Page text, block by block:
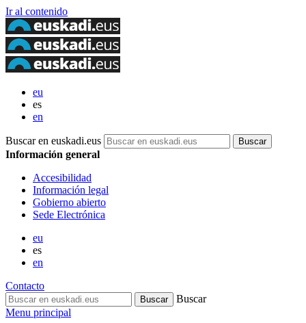
Ir al contenido
eu
es
en
Buscar en euskadi.eus
Información general
Accesibilidad
Información legal
Gobierno abierto
Sede Electrónica
eu
es
en
Contacto
Buscar
Menu principal